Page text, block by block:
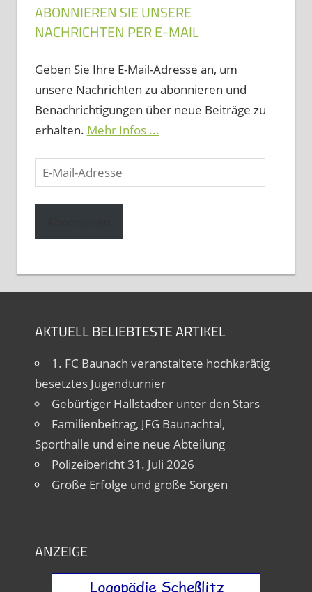
ABONNIEREN SIE UNSERE
NACHRICHTEN PER E-MAIL
Geben Sie Ihre E-Mail-Adresse an, um
unsere Nachrichten zu abonnieren und
Benachrichtigungen über neue Beiträge zu
erhalten. Mehr Infos ...
E-
Mail-
Adresse
AKTUELL BELIEBTESTE ARTIKEL
1. FC Baunach veranstaltete hochkarätig
besetztes Jugendturnier
Gebürtiger Hallstadter unter den Stars
Familienbeitrag, JFG Baunachtal,
Sporthalle und eine neue Abteilung
Polizeibericht 31. Juli 2026
Große Erfolge und große Sorgen
ANZEIGE